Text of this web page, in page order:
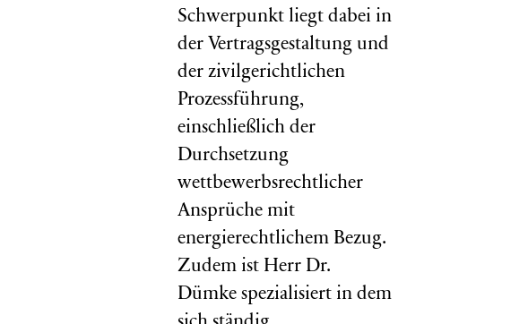
Schwerpunkt liegt dabei in
der Vertragsgestaltung und
der zivilgerichtlichen
Prozessführung,
einschließlich der
Durchsetzung
wettbewerbsrechtlicher
Ansprüche mit
energierechtlichem Bezug.
Zudem ist Herr Dr.
Dümke spezialisiert in dem